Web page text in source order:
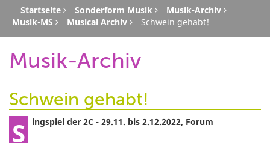
Startseite Sonderform Musik
Musik-Archiv
Musik-MS
Musical Archiv Schwein gehabt!
Musik-Archiv
Schwein gehabt!
Singspiel der 2C - 29.11. bis 2.12.2022, Forum